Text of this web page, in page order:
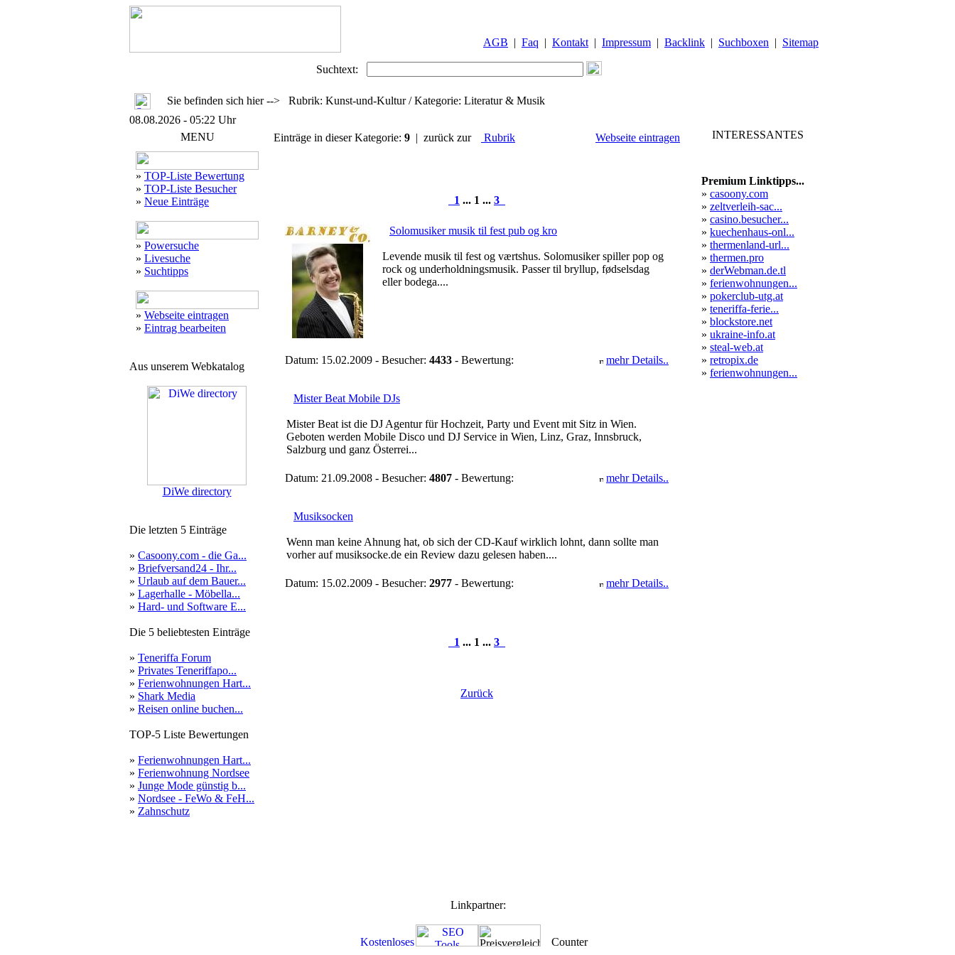
AGB | Faq | Kontakt | Impressum | Backlink | Suchboxen | Sitemap
Suchtext:
Sie befinden sich hier --> Rubrik: Kunst-und-Kultur / Kategorie: Literatur & Musik
08.08.2026 - 05:22 Uhr
MENU
» TOP-Liste Bewertung
» TOP-Liste Besucher
» Neue Einträge
» Powersuche
» Livesuche
» Suchtipps
» Webseite eintragen
» Eintrag bearbeiten
Aus unserem Webkatalog
DiWe directory
Die letzten 5 Einträge
» Casoony.com - die Ga...
» Briefversand24 - Ihr...
» Urlaub auf dem Bauer...
» Lagerhalle - Möbella...
» Hard- und Software E...
Die 5 beliebtesten Einträge
» Teneriffa Forum
» Privates Teneriffapo...
» Ferienwohnungen Hart...
» Shark Media
» Reisen online buchen...
TOP-5 Liste Bewertungen
» Ferienwohnungen Hart...
» Ferienwohnung Nordsee
» Junge Mode günstig b...
» Nordsee - FeWo & FeH...
» Zahnschutz
Einträge in dieser Kategorie: 9 | zurück zur Rubrik Webseite eintragen
1 ... 1 ... 3
Solomusiker musik til fest pub og kro
Levende musik til fest og værtshus. Solomusiker spiller pop og
rock og underholdningsmusik. Passer til bryllup, fødselsdag
eller bodega....
Datum: 15.02.2009 - Besucher: 4433 - Bewertung: mehr Details..
Mister Beat Mobile DJs
Mister Beat ist die DJ Agentur für Hochzeit, Party und Event mit Sitz in Wien.
Geboten werden Mobile Disco und DJ Service in Wien, Linz, Graz, Innsbruck,
Salzburg und ganz Österrei...
Datum: 21.09.2008 - Besucher: 4807 - Bewertung: mehr Details..
Musiksocken
Wenn man keine Ahnung hat, ob sich der CD-Kauf wirklich lohnt, dann sollte man
vorher auf musiksocke.de ein Review dazu gelesen haben....
Datum: 15.02.2009 - Besucher: 2977 - Bewertung: mehr Details..
1 ... 1 ... 3
Zurück
INTERESSANTES
Premium Linktipps...
» casoony.com
» zeltverleih-sac...
» casino.besucher...
» kuechenhaus-onl...
» thermenland-url...
» thermen.pro
» derWebman.de.tl
» ferienwohnungen...
» pokerclub-utg.at
» teneriffa-ferie...
» blockstore.net
» ukraine-info.at
» steal-web.at
» retropix.de
» ferienwohnungen...
Linkpartner: